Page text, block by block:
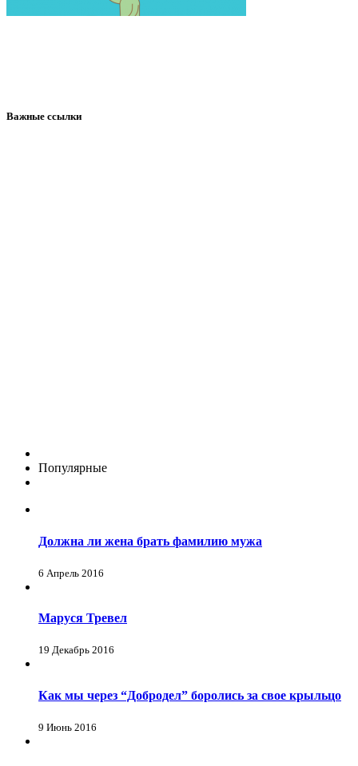
Важные ссылки
Популярные
Должна ли жена брать фамилию мужа
6 Апрель 2016
Маруся Тревел
19 Декабрь 2016
Как мы через “Добродел” боролись за свое крыльцо
9 Июнь 2016